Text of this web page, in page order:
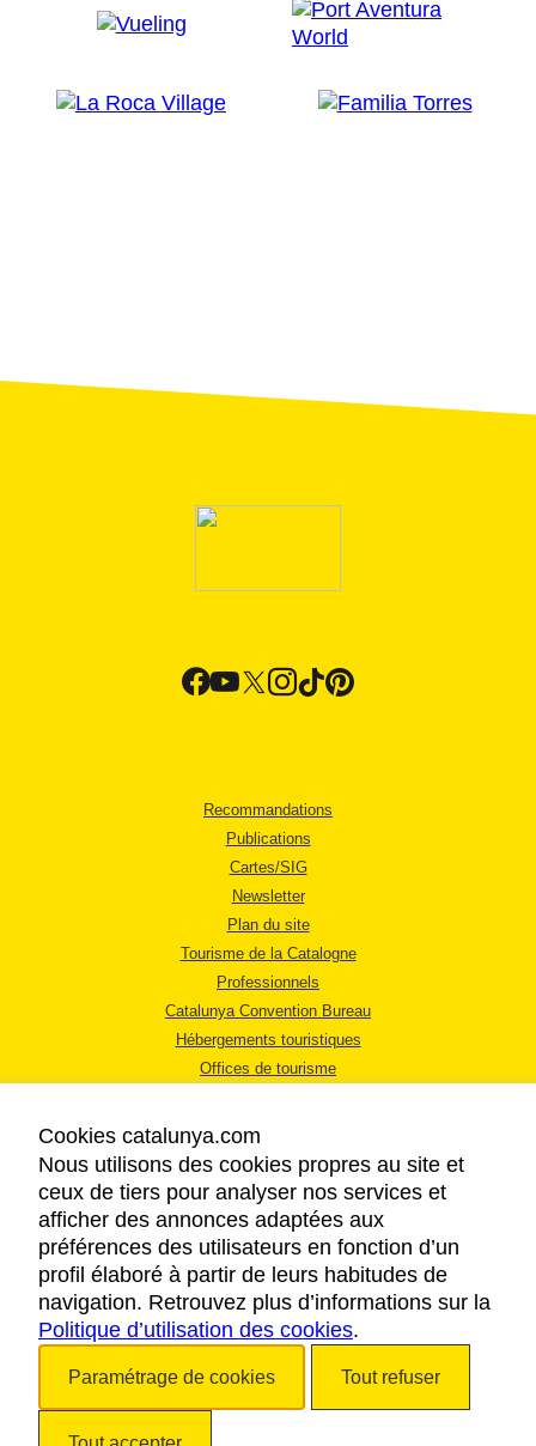
Recommandations
Publications
Cartes/SIG
Newsletter
Plan du site
Tourisme de la Catalogne
Professionnels
Catalunya Convention Bureau
Hébergements touristiques
Offices de tourisme
MENTIONS LÉGALES
RÈGLES DE CONFIDENTIALITÉ
COOKIES
ACCESSIBILITÉ
Cookies catalunya.com
Nous utilisons des cookies propres au site et
ceux de tiers pour analyser nos services et
afficher des annonces adaptées aux
préférences des utilisateurs en fonction d’un
profil élaboré à partir de leurs habitudes de
navigation. Retrouvez plus d’informations sur la
Politique d’utilisation des cookies.
Paramétrage de cookies Tout refuser